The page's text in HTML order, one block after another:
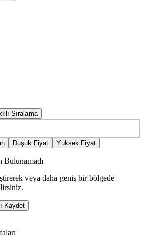
Sıralama
Düşük Fiyat Yüksek Fiyat
veya daha geniş bir bölgede
Kaydet